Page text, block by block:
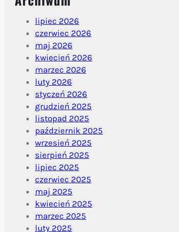
lipiec 2026
czerwiec 2026
maj 2026
kwiecień 2026
marzec 2026
luty 2026
styczeń 2026
grudzień 2025
listopad 2025
październik 2025
wrzesień 2025
sierpień 2025
lipiec 2025
czerwiec 2025
maj 2025
kwiecień 2025
marzec 2025
luty 2025